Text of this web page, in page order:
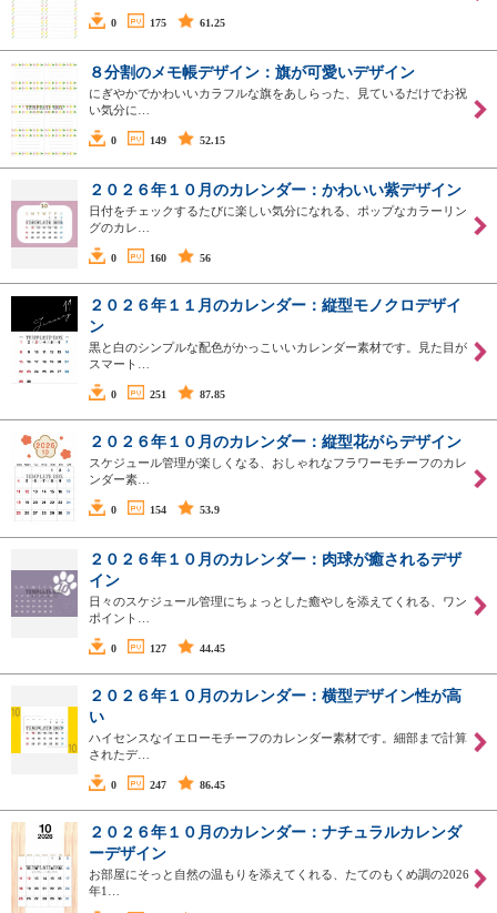
0 175 61.25
８分割のメモ帳デザイン：旗が可愛いデザイン
にぎやかでかわいいカラフルな旗をあしらった、見ているだけでお祝
い気分に…
0 149 52.15
２０２６年１０月のカレンダー：かわいい紫デザイン
日付をチェックするたびに楽しい気分になれる、ポップなカラーリン
グのカレ…
0 160 56
２０２６年１１月のカレンダー：縦型モノクロデザイ
ン
黒と白のシンプルな配色がかっこいいカレンダー素材です。見た目が
スマート…
0 251 87.85
２０２６年１０月のカレンダー：縦型花がらデザイン
スケジュール管理が楽しくなる、おしゃれなフラワーモチーフのカレ
ンダー素…
0 154 53.9
２０２６年１０月のカレンダー：肉球が癒されるデザ
イン
日々のスケジュール管理にちょっとした癒やしを添えてくれる、ワン
ポイント…
0 127 44.45
２０２６年１０月のカレンダー：横型デザイン性が高
い
ハイセンスなイエローモチーフのカレンダー素材です。細部まで計算
されたデ…
0 247 86.45
２０２６年１０月のカレンダー：ナチュラルカレンダ
ーデザイン
お部屋にそっと自然の温もりを添えてくれる、たてのもくめ調の2026
年1…